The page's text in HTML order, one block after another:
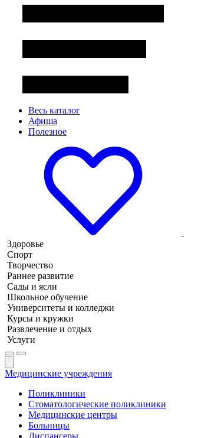
Весь каталог
Афиша
Полезное
Здоровье
Спорт
Творчество
Раннее развитие
Сады и ясли
Школьное обучение
Университеты и колледжи
Курсы и кружки
Развлечение и отдых
Услуги
Медицинские учреждения
Поликлиники
Стоматологические поликлиники
Медицинские центры
Больницы
Диспансеры